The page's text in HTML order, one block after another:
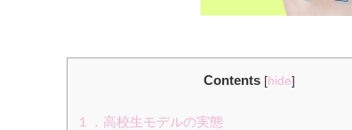
Contents [hide]
１．高校生モデルの実態